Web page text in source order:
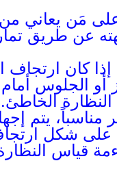
على مَن يعاني
عن طريق
كان ارتجاف
أو الجلوس
الخاطئ.
مناسباً، يتم
شكل
قياس